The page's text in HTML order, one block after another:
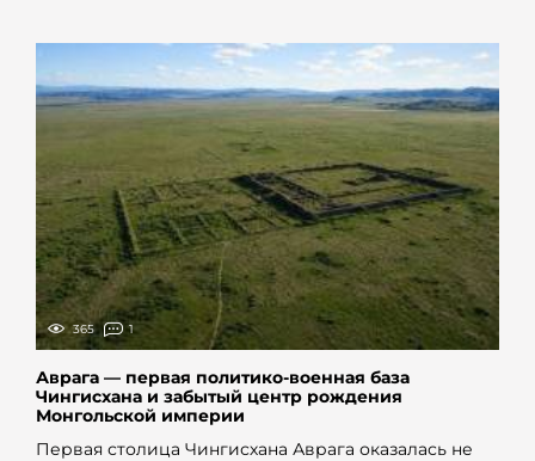
365 1
Аврага — первая политико-военная база
Чингисхана и забытый центр рождения
Монгольской империи
Первая столица Чингисхана Аврага оказалась не